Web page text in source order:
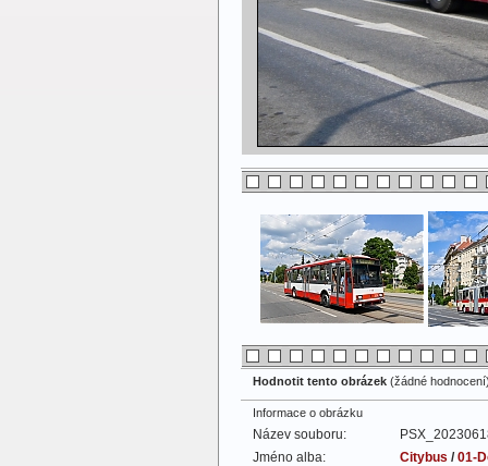
Hodnotit tento obrázek (žádné
Informace o obrázku
Název souboru:
Jméno alba:
Citybus /01-